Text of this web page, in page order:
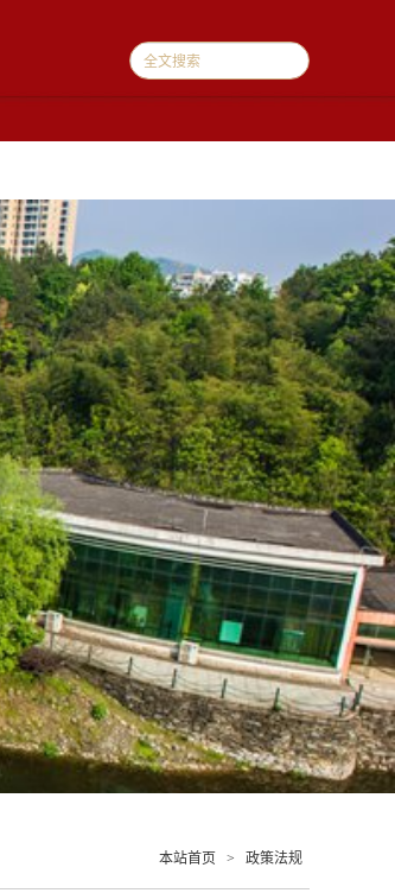
本站首页 > 政策法规